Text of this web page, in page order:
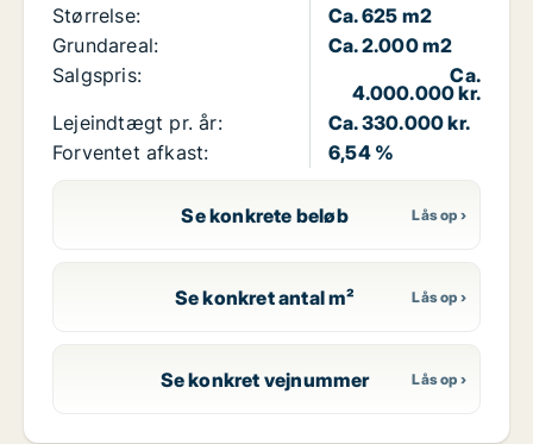
Størrelse:
Ca. 625 m2
Grundareal:
Ca. 2.000 m2
Salgspris:
Ca.
4.000.000 kr.
Lejeindtægt pr. år:
Ca. 330.000 kr.
Forventet afkast:
6,54 %
Se konkrete beløb
Se konkret antal m²
Se konkret vejnummer